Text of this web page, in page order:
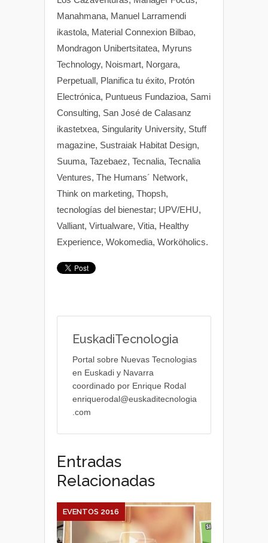
Manahmana, Manuel Larramendi
ikastola, Material Connexion Bilbao,
Mondragon Unibertsitatea, Myruns
Technology, Noismart, Norgara,
Perpetuall, Planifica tu éxito, Protón
Electrónica, Puntueus Fundazioa, Sami
Consulting, San José de Calasanz
ikastetxea, Singularity University, Stuff
magazine, Sustraiak Habitat Design,
Suuma, Tazebaez, Tecnalia, Tecnalia
Ventures, The Humans´ Network,
Think on marketing, Thopsh,
tecnologías del bienestar; UPV/EHU,
Valliant, Virtualware, Vitia, Healthy
Experience, Wokomedia, Worköholics.
EuskadiTecnologia
Portal sobre Nuevas Tecnologias
en Euskadi y Navarra
coordinado por Enrique Rodal
enriquerodal@euskaditecnologia
.com
Entradas
Relacionadas
EVENTOS 2016